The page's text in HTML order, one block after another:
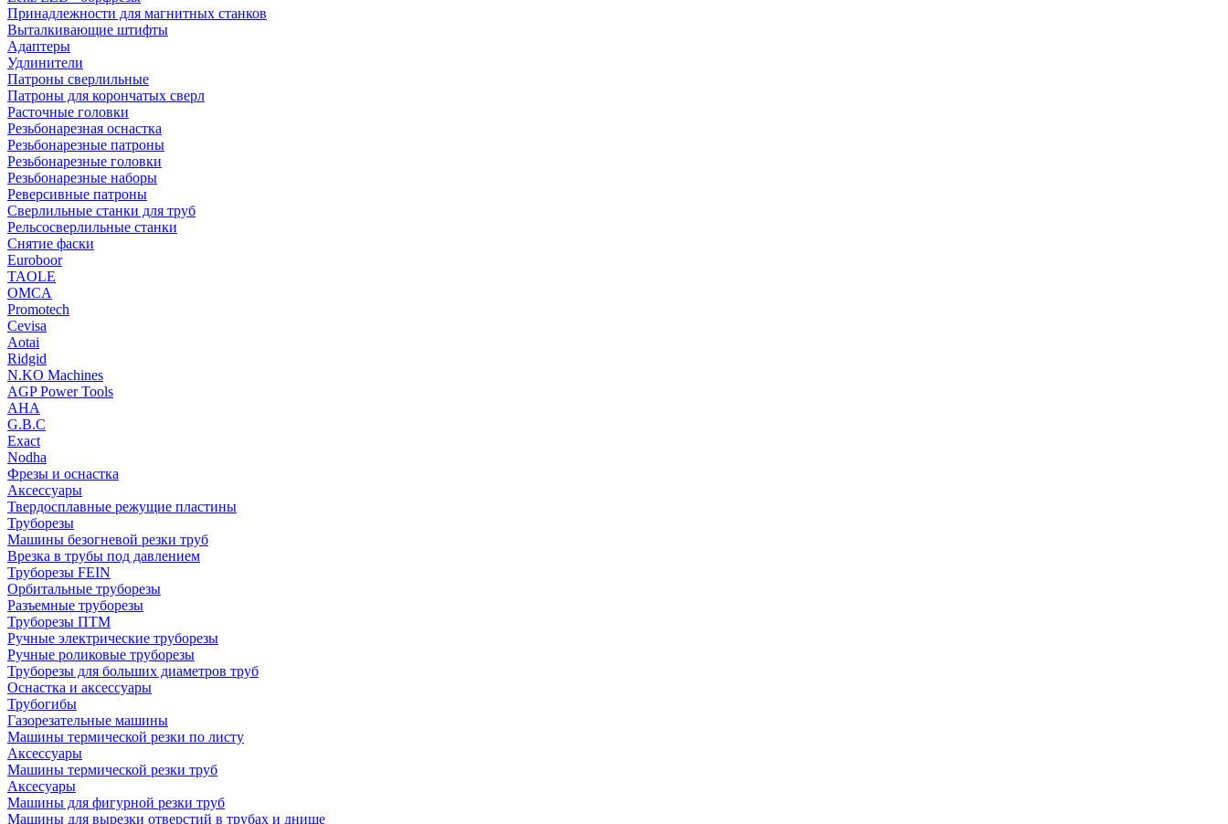
Принадлежности для магнитных станков
Выталкивающие штифты
Адаптеры
Удлинители
Патроны сверлильные
Патроны для корончатых сверл
Расточные головки
Резьбонарезная оснастка
Резьбонарезные патроны
Резьбонарезные головки
Резьбонарезные наборы
Реверсивные патроны
Сверлильные станки для труб
Рельсосверлильные станки
Снятие фаски
Euroboor
TAOLE
OMCA
Promotech
Cevisa
Aotai
Ridgid
N.KO Machines
AGP Power Tools
AHA
G.B.C
Exact
Nodha
Фрезы и оснастка
Аксессуары
Твердосплавные режущие пластины
Труборезы
Машины безогневой резки труб
Врезка в трубы под давлением
Труборезы FEIN
Орбитальные труборезы
Разъемные труборезы
Труборезы ПТМ
Ручные электрические труборезы
Ручные роликовые труборезы
Труборезы для больших диаметров труб
Оснастка и аксессуары
Трубогибы
Газорезательные машины
Машины термической резки по листу
Аксессуары
Машины термической резки труб
Аксесуары
Машины для фигурной резки труб
Машины для вырезки отверстий в трубах и днище